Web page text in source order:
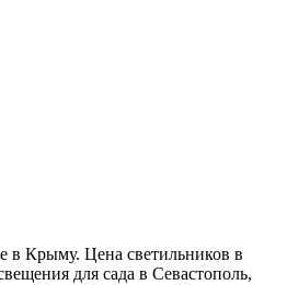
в Крыму. Цена светильников в
для сада в Севастополь,